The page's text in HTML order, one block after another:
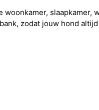
slaapkamer,
zodat jouw hond